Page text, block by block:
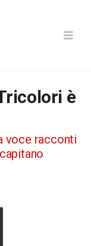
è
voce racconti